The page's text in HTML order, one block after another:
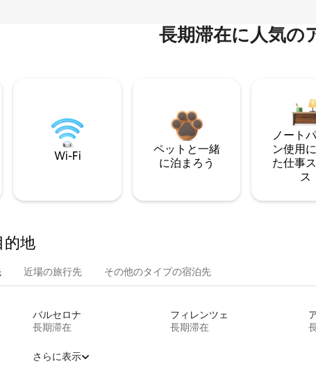
長期滞在に人気の
Wi-Fi
ペットと一緒
に泊まろう
ノート
ン使用
た仕事
ス
地
近場の旅行先 その他のタ⁠イ⁠プ⁠の宿⁠泊⁠先
バルセロナ
長期滞在
フィレンツェ
長期滞在
さらに表示